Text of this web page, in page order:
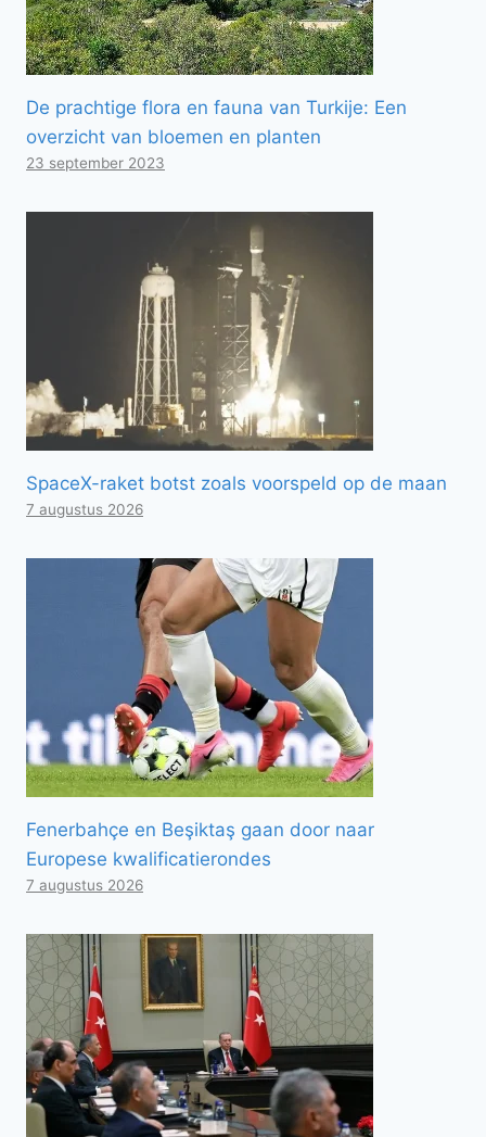
De prachtige flora en fauna van Turkije: Een
overzicht van bloemen en planten
23 september 2023
SpaceX-raket botst zoals voorspeld op de maan
7 augustus 2026
Fenerbahçe en Beşiktaş gaan door naar
Europese kwalificatierondes
7 augustus 2026